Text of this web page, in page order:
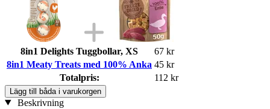
8in1 Delights Tuggbollar, XS
67 kr
8in1 Meaty Treats med 100% Anka 45 kr
Totalpris:
112 kr
Lägg till båda i varukorgen
Beskrivning